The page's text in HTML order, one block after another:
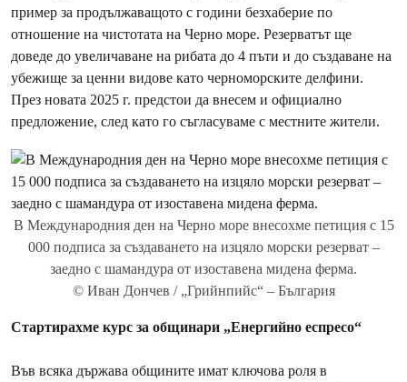
пример за продължаващото с години безхаберие по
отношение на чистотата на Черно море. Резерватът ще
доведе до увеличаване на рибата до 4 пъти и до създаване на
убежище за ценни видове като черноморските делфини.
През новата 2025 г. предстои да внесем и официално
предложение, след като го съгласуваме с местните жители.
В Международния ден на Черно море внесохме петиция с 15
000 подписа за създаването на изцяло морски резерват –
заедно с шамандура от изоставена мидена ферма.
© Иван Дончев / „Грийнпийс“ – България
Стартирахме курс за общинари „Енергийно еспресо“
Във всяка държава общините имат ключова роля в